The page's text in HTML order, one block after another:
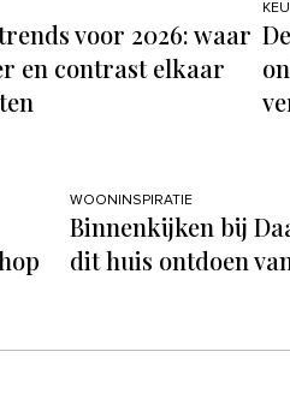
voor 2026: waar
en contrast elkaar
WOONINSPIRATIE
Binnenkijken bij
dit huis ontdoen